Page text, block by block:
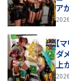
ア
【
ダ
上